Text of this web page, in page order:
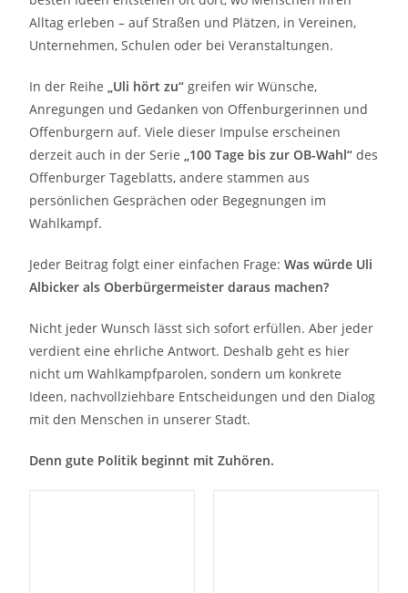
Alltag erleben – auf Straßen und Plätzen, in Vereinen,
Unternehmen, Schulen oder bei Veranstaltungen.
In der Reihe„Uli hört zu“ greifen wir Wünsche,
Anregungen und Gedanken von Offenburgerinnen und
Offenburgern auf. Viele dieser Impulse erscheinen
derzeit auch in der Serie„100 Tage bis zur OB-Wahl“ des
Offenburger Tageblatts, andere stammen aus
persönlichen Gesprächen oder Begegnungen im
Wahlkampf.
Jeder Beitrag folgt einer einfachen Frage:Was würde Uli
Albicker als Oberbürgermeister daraus machen?
Nicht jeder Wunsch lässt sich sofort erfüllen. Aber jeder
verdient eine ehrliche Antwort. Deshalb geht es hier
nicht um Wahlkampfparolen, sondern um konkrete
Ideen, nachvollziehbare Entscheidungen und den Dialog
mit den Menschen in unserer Stadt.
Denn gute Politik beginnt mit Zuhören.